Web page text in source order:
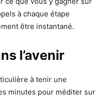
à chaque étape
être instantané.
l’avenir
à tenir une
minutes pour méditer sur